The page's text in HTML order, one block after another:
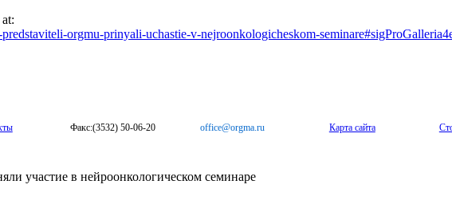
orgmu-prinyali-uchastie-v-nejroonkologicheskom-
Факс:(3532) 50-06-20 office@orgma.ru Карта сайта
участие в нейроонкологическом семинаре